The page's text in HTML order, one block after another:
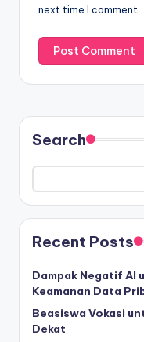
next time I comment.
Search
Recent Posts
Dampak Negatif AI
Keamanan Data
Beasiswa Vokasi
Dekat